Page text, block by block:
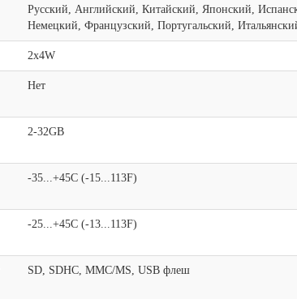
Русский, Английский, Китайский, Японский,
Немецкий, Французский, Португальский,
2x4W
Нет
2-32GB
-35...+45C (-15...113F)
-25...+45C (-13...113F)
SD, SDHC, MMC/MS, USB флеш